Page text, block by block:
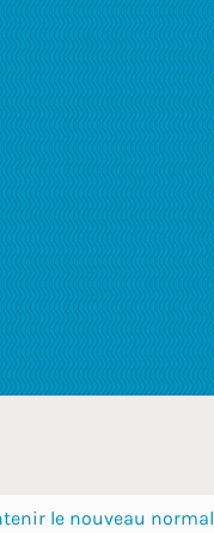
le nouveau normal